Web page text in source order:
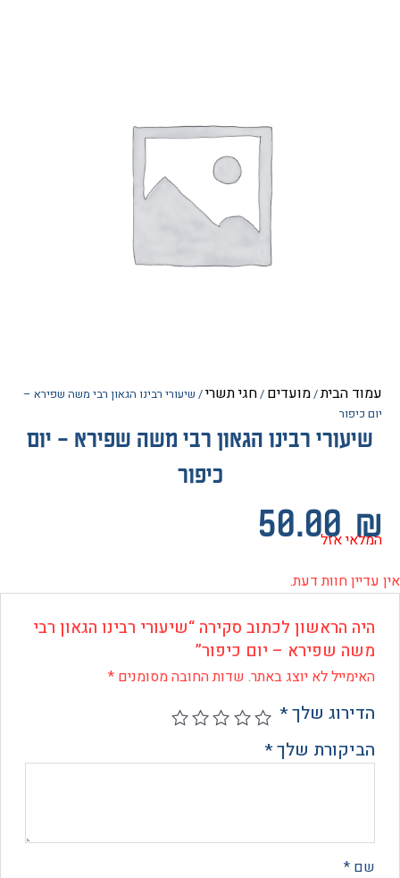
/מועדים/חגי תשרי/ שיעורי רבינו הגאון רבי משה שפירא –
רבינו הגאון רבי משה שפירא – יום
אזל
חוות דעת.
הראשון לכתוב סקירה “שיעורי רבינו הגאון רבי
שפירא – יום כיפור”
לא יוצג באתר.שדות החובה מסומנים*
שלך*
שלך*